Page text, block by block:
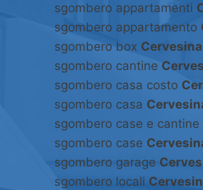
sgombero appartamenti
sgombero appartamento
sgombero box Cervesina
sgombero cantine
sgombero casa costo
sgombero casa
sgombero case e cantine
sgombero case
sgombero garage
sgombero locali